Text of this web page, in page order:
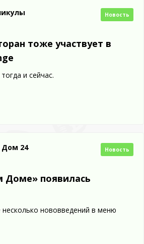
Новость
тоже участвует в
и сейчас.
24 Новость
Доме» появилась
несколько нововведений в меню